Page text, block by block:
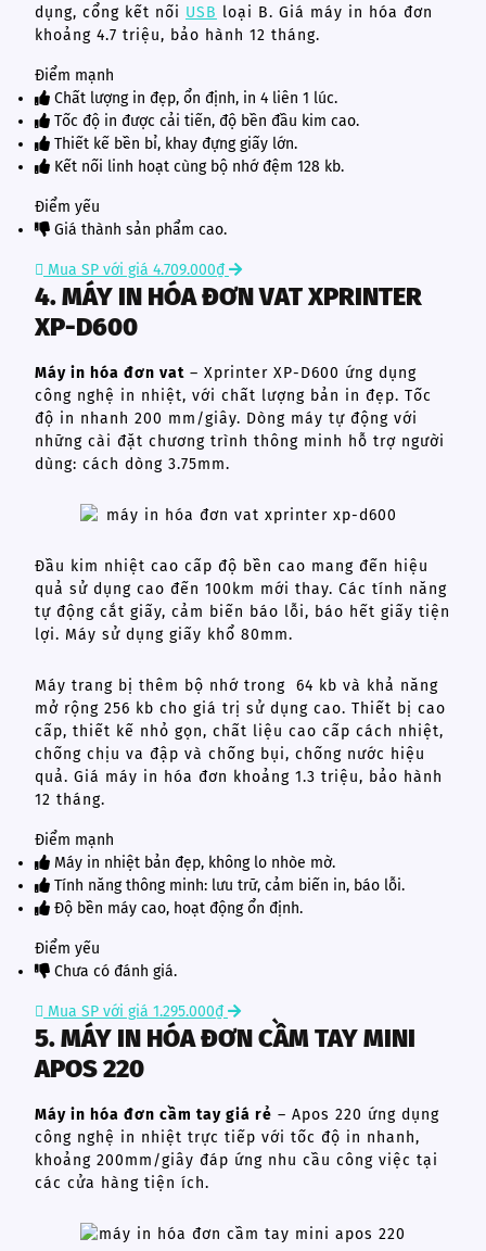
dụng, cổng kết nối USB loại B. Giá máy in hóa đơn
khoảng 4.7 triệu, bảo hành 12 tháng.
Điểm mạnh
Chất lượng in đẹp, ổn định, in 4 liên 1 lúc.
Tốc độ in được cải tiến, độ bền đầu kim cao.
Thiết kế bền bỉ, khay đựng giấy lớn.
Kết nối linh hoạt cùng bộ nhớ đệm 128 kb.
Điểm yếu
Giá thành sản phẩm cao.
Mua SP với giá 4.709.000₫
4. MÁY IN HÓA ĐƠN VAT XPRINTER
XP-D600
Máy in hóa đơn vat – Xprinter XP-D600 ứng dụng
công nghệ in nhiệt, với chất lượng bản in đẹp. Tốc
độ in nhanh 200 mm/giây. Dòng máy tự động với
những cài đặt chương trình thông minh hỗ trợ người
dùng: cách dòng 3.75mm.
Đầu kim nhiệt cao cấp độ bền cao mang đến hiệu
quả sử dụng cao đến 100km mới thay. Các tính năng
tự động cắt giấy, cảm biến báo lỗi, báo hết giấy tiện
lợi. Máy sử dụng giấy khổ 80mm.
Máy trang bị thêm bộ nhớ trong 64 kb và khả năng
mở rộng 256 kb cho giá trị sử dụng cao. Thiết bị cao
cấp, thiết kế nhỏ gọn, chất liệu cao cấp cách nhiệt,
chống chịu va đập và chống bụi, chống nước hiệu
quả. Giá máy in hóa đơn khoảng 1.3 triệu, bảo hành
12 tháng.
Điểm mạnh
Máy in nhiệt bản đẹp, không lo nhòe mờ.
Tính năng thông minh: lưu trữ, cảm biến in, báo lỗi.
Độ bền máy cao, hoạt động ổn định.
Điểm yếu
Chưa có đánh giá.
Mua SP với giá 1.295.000₫
5. MÁY IN HÓA ĐƠN CẦM TAY MINI
APOS 220
Máy in hóa đơn cầm tay giá rẻ – Apos 220 ứng dụng
công nghệ in nhiệt trực tiếp với tốc độ in nhanh,
khoảng 200mm/giây đáp ứng nhu cầu công việc tại
các cửa hàng tiện ích.